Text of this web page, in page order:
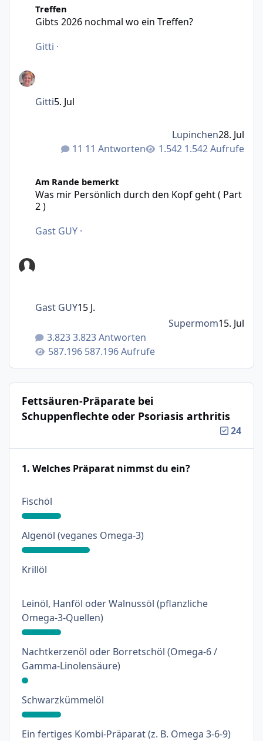
Treffen
Gibts 2026 nochmal wo ein Treffen?
Gitti ·
11 Antworten 1.542 Aufrufe
Gitti5. Jul
Lupinchen28. Jul
Am Rande bemerkt
Was mir Persönlich durch den Kopf geht ( Part
2 )
Gast GUY ·
3.823 Antworten
587.196 Aufrufe
Gast GUY15 J.
Supermom15. Jul
Fettsäuren-Präparate bei
Schuppenflechte oder Psoriasis arthritis
24
1. Welches Präparat nimmst du ein?
Fischöl: 18%
Algenöl (veganes Omega-3): 31%
Krillöl: 0%
Leinöl, Hanföl oder Walnussöl (pflanzliche
Omega-3-Quellen): 18%
Nachtkerzenöl oder Borretschöl (Omega-6 /
Gamma-Linolensäure): 3%
Schwarzkümmelöl: 18%
Ein fertiges Kombi-Präparat (z. B. Omega 3-6-9): 9%